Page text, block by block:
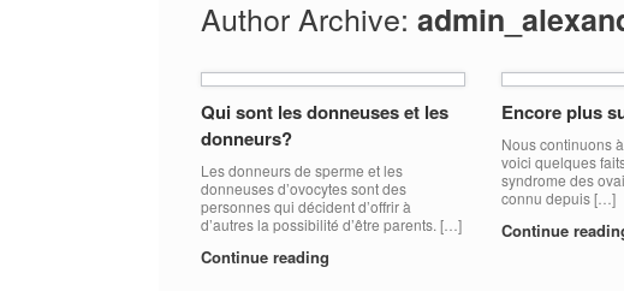
Author Archive:
Qui sont les donneuses et les
donneurs?
Les donneurs de sperme et les
donneuses d’ovocytes sont des
personnes qui décident d’offrir à
d’autres la possibilité d’être parents. […]
Continue reading
Encore plus
Nous continuons
voici quelques
syndrome des
connu depuis […]
Continue